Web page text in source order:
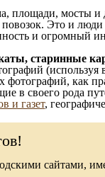
площади, мосты
повозок. Это и
и огромный
старинные
как
в своего рода
и газет,
сайтами,